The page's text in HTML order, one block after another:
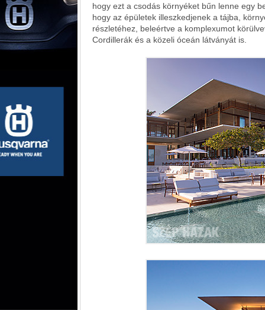
hogy ezt a csodás környéket bűn lenne egy
hogy az épületek illeszkedjenek a tájba,
részletéhez, beleértve a komplexumot
Cordillerák és a közeli óceán látványát is.